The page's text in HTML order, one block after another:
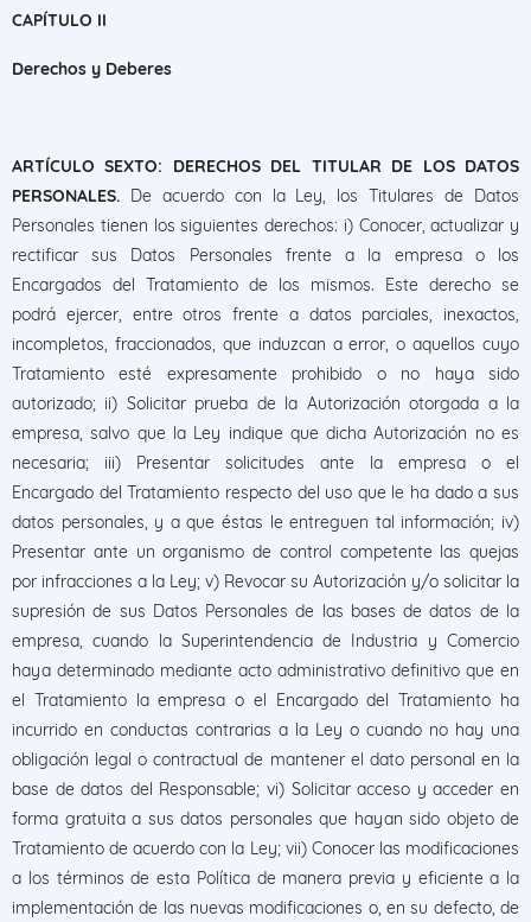
CAPÍTULO II
Derechos y Deberes
ARTÍCULO SEXTO: DERECHOS DEL TITULAR DE LOS DATOS
PERSONALES. De acuerdo con la Ley, los Titulares de Datos
Personales tienen los siguientes derechos: i) Conocer, actualizar y
rectificar sus Datos Personales frente a la empresa o los
Encargados del Tratamiento de los mismos. Este derecho se
podrá ejercer, entre otros frente a datos parciales, inexactos,
incompletos, fraccionados, que induzcan a error, o aquellos cuyo
Tratamiento esté expresamente prohibido o no haya sido
autorizado; ii) Solicitar prueba de la Autorización otorgada a la
empresa, salvo que la Ley indique que dicha Autorización no es
necesaria; iii) Presentar solicitudes ante la empresa o el
Encargado del Tratamiento respecto del uso que le ha dado a sus
datos personales, y a que éstas le entreguen tal información; iv)
Presentar ante un organismo de control competente las quejas
por infracciones a la Ley; v) Revocar su Autorización y/o solicitar la
supresión de sus Datos Personales de las bases de datos de la
empresa, cuando la Superintendencia de Industria y Comercio
haya determinado mediante acto administrativo definitivo que en
el Tratamiento la empresa o el Encargado del Tratamiento ha
incurrido en conductas contrarias a la Ley o cuando no hay una
obligación legal o contractual de mantener el dato personal en la
base de datos del Responsable; vi) Solicitar acceso y acceder en
forma gratuita a sus datos personales que hayan sido objeto de
Tratamiento de acuerdo con la Ley; vii) Conocer las modificaciones
a los términos de esta Política de manera previa y eficiente a la
implementación de las nuevas modificaciones o, en su defecto, de